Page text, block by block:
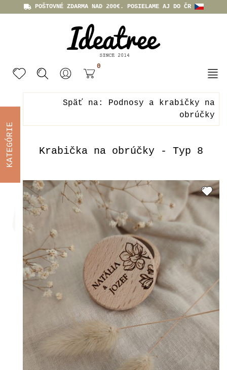
POŠTOVNÉ ZDARMA NAD 200€. POSIELAME AJ DO ČR
0
Späť na: Podnosy a krabičky na
obrúčky
Krabička na obrúčky - Typ 8
KATEGÓRIE